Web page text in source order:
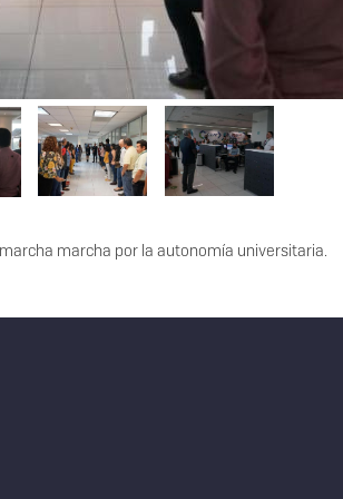
marcha por la autonomía universitaria.